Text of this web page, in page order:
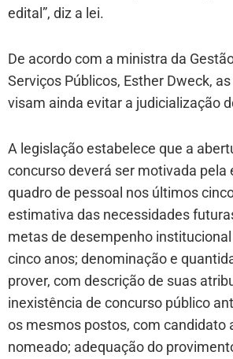
edital”, diz a lei.
De acordo com a ministra da
Serviços Públicos, Esther Dweck,
visam ainda evitar a judicialização
A legislação estabelece que a
concurso deverá ser motivada pela
quadro de pessoal nos últimos
estimativa das necessidades
metas de desempenho
cinco anos; denominação e
prover, com descrição de suas
inexistência de concurso público
os mesmos postos, com candidato
nomeado; adequação do